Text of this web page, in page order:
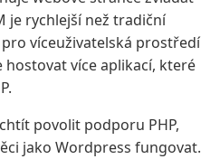
je rychlejší než tradiční
víceuživatelská prostředí
hostovat více aplikací, které
povolit podporu PHP,
jako Wordpress fungovat.